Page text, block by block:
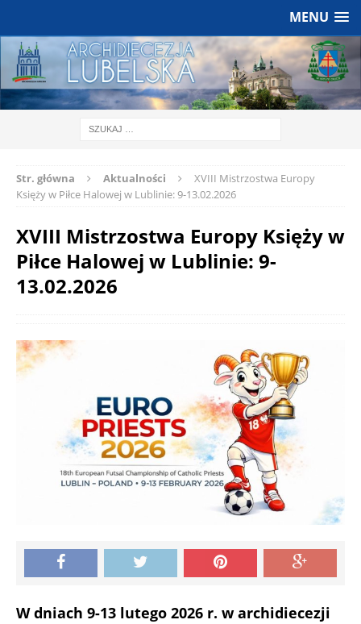
MENU
Str. główna Aktualności
XVIII Mistrzostwa Europy
Księży w Piłce Halowej w Lublinie: 9-13.02.2026
XVIII Mistrzostwa Europy Księży w
Piłce Halowej w Lublinie: 9-
13.02.2026
W dniach 9-13 lutego 2026 r. w archidiecezji